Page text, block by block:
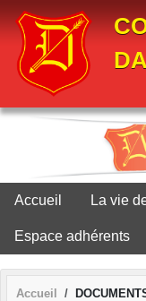
Accueil La vie
Espace adhérents
Accueil
Panneau de gestion